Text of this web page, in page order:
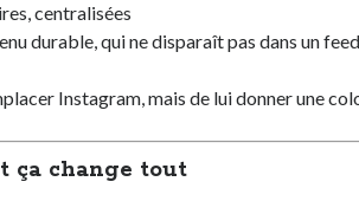
centralisées
durable, qui ne disparaît pas dans un
Instagram, mais de lui donner une
ça change tout